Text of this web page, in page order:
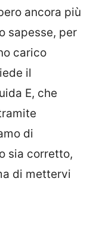
ancora più
sapesse, per
carico
il
E, che
di
sia corretto,
di mettervi